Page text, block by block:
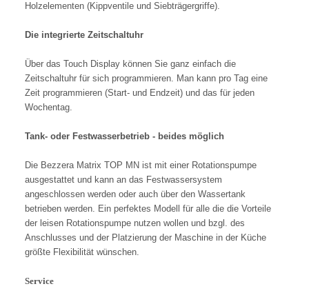
Holzelementen (Kippventile und Siebträgergriffe).
Die integrierte Zeitschaltuhr
Über das Touch Display können Sie ganz einfach die
Zeitschaltuhr für sich programmieren. Man kann pro Tag eine
Zeit programmieren (Start- und Endzeit) und das für jeden
Wochentag.
Tank- oder Festwasserbetrieb - beides möglich
Die Bezzera Matrix TOP MN ist mit einer Rotationspumpe
ausgestattet und kann an das Festwassersystem
angeschlossen werden oder auch über den Wassertank
betrieben werden. Ein perfektes Modell für alle die die Vorteile
der leisen Rotationspumpe nutzen wollen und bzgl. des
Anschlusses und der Platzierung der Maschine in der Küche
größte Flexibilität wünschen.
Service